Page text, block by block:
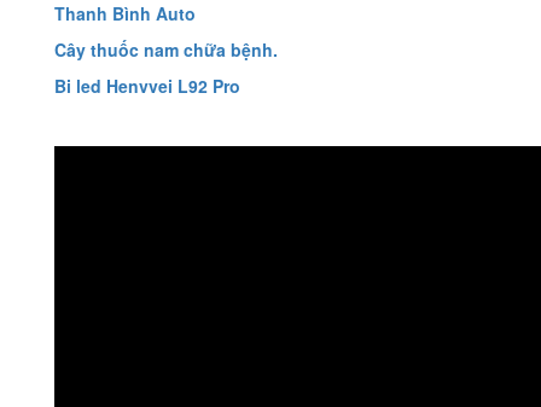
Thanh Bình Auto
Cây thuốc nam chữa bệnh.
Bi led Henvvei L92 Pro